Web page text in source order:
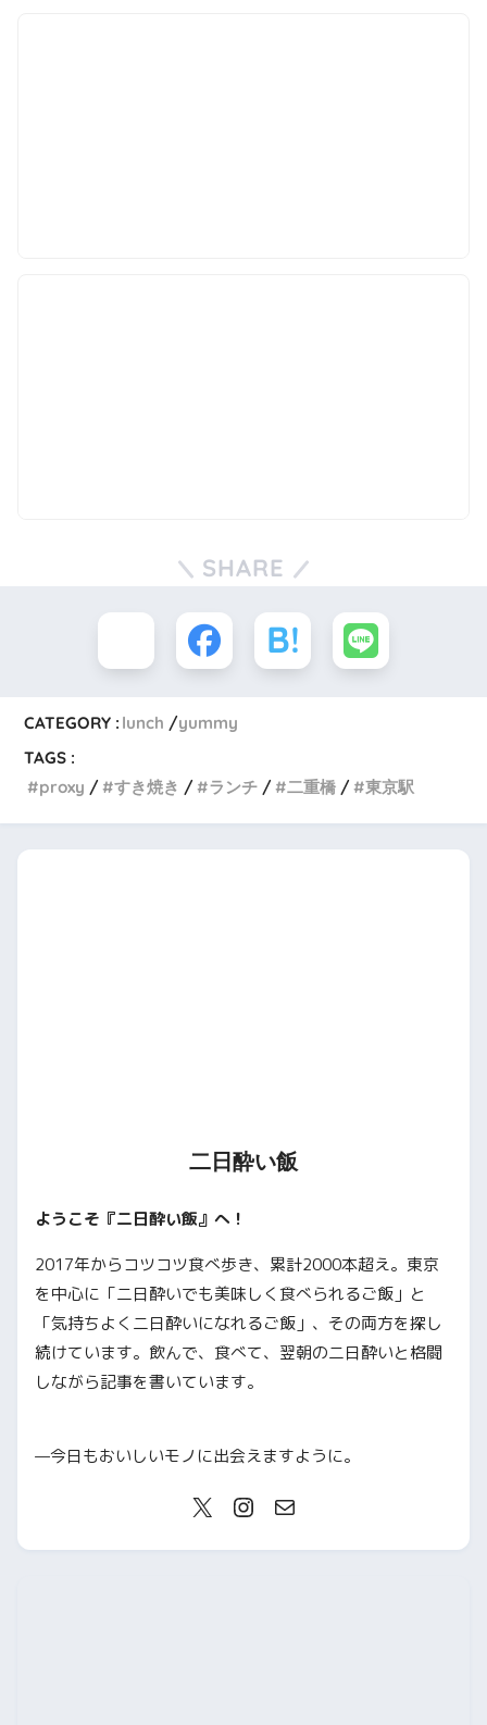
SHARE
CATEGORY : lunch
yummy
TAGS :
proxy
すき焼き ランチ 二重橋 東京駅
二日酔い飯
ようこそ『二日酔い飯』へ！
2017年からコツコツ食べ歩き、累計2000本超え。東京
を中心に「二日酔いでも美味しく食べられるご飯」と
「気持ちよく二日酔いになれるご飯」、その両方を探し
続けています。飲んで、食べて、翌朝の二日酔いと格闘
しながら記事を書いています。
—今日もおいしいモノに出会えますように。